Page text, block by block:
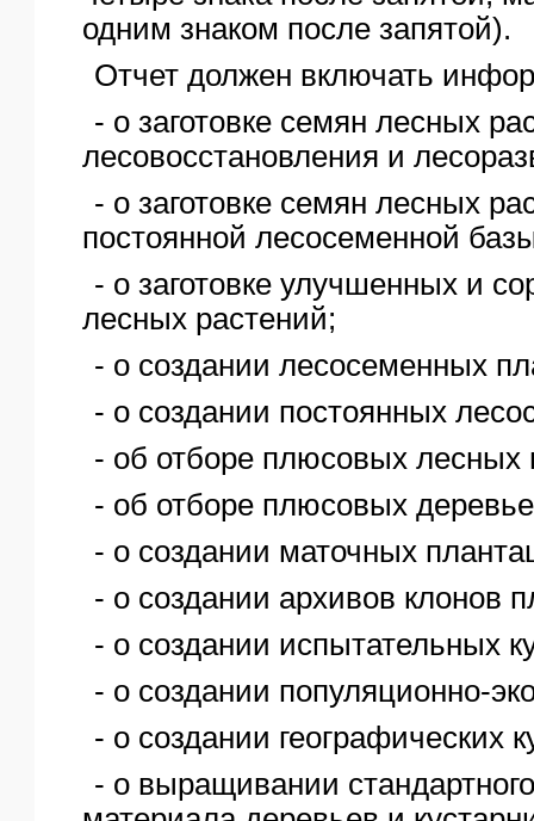
одним знаком после запятой).
Отчет должен включать
- о заготовке семян лесных
лесовосстановления и
- о заготовке семян лесных
постоянной лесосеменной
- о заготовке улучшенных и
лесных растений;
- о создании лесосеменных
- о создании постоянных
- об отборе плюсовых лесных
- об отборе плюсовых
- о создании маточных
- о создании архивов клонов
- о создании испытательных
- о создании популяционно-
- о создании географических
- о выращивании